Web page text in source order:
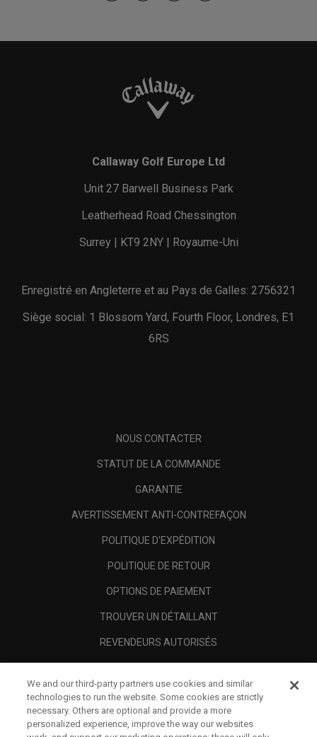
Callaway Golf Europe Ltd
Unit 27 Barwell Business Park
Leatherhead Road Chessington
Surrey | KT9 2NY | Royaume-Uni
Enregistré en Angleterre et au Pays de Galles: 2756321
Siège social: 1 Blossom Yard, Fourth Floor, Londres, E1
6RS
NOUS CONTACTER
STATUT DE LA COMMANDE
GARANTIE
AVERTISSEMENT ANTI-CONTREFAÇON
POLITIQUE D'EXPÉDITION
POLITIQUE DE RETOUR
OPTIONS DE PAIEMENT
TROUVER UN DÉTAILLANT
REVENDEURS AUTORISÉS
A PROPOS
MENTIONS LÉGALES
We and our third-party partners use cookies and similar
technologies to run the website. Some cookies are strictly
necessary. Others are optional and provide a more
personalized experience, improve the way our websites